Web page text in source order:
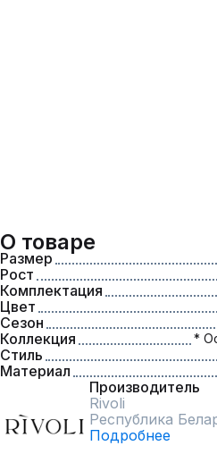
О товаре
Размер
Рост
Комплектация
Цвет
Сезон
Коллекция
*
Стиль
Материал
Производитель
Rivoli
Республика
Подробнее